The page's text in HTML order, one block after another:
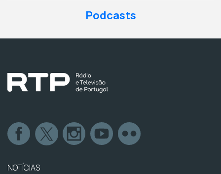
Podcasts
NOTÍCIAS